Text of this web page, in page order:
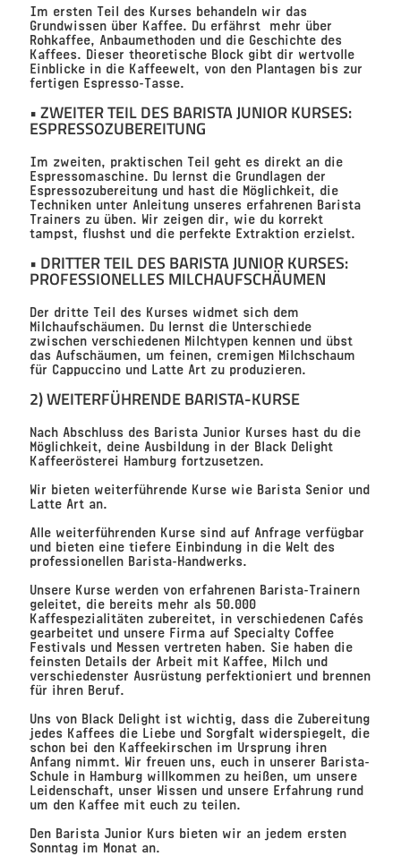
Im ersten Teil des Kurses behandeln wir das
Grundwissen über Kaffee. Du erfährst mehr über
Rohkaffee, Anbaumethoden und die Geschichte des
Kaffees. Dieser theoretische Block gibt dir wertvolle
Einblicke in die Kaffeewelt, von den Plantagen bis zur
fertigen Espresso-Tasse.
• ZWEITER TEIL DES BARISTA JUNIOR KURSES:
ESPRESSOZUBEREITUNG
Im zweiten, praktischen Teil geht es direkt an die
Espressomaschine. Du lernst die Grundlagen der
Espressozubereitung und hast die Möglichkeit, die
Techniken unter Anleitung unseres erfahrenen Barista
Trainers zu üben. Wir zeigen dir, wie du korrekt
tampst, flushst und die perfekte Extraktion erzielst.
• DRITTER TEIL DES BARISTA JUNIOR KURSES:
PROFESSIONELLES MILCHAUFSCHÄUMEN
Der dritte Teil des Kurses widmet sich dem
Milchaufschäumen. Du lernst die Unterschiede
zwischen verschiedenen Milchtypen kennen und übst
das Aufschäumen, um feinen, cremigen Milchschaum
für Cappuccino und Latte Art zu produzieren.
2) WEITERFÜHRENDE BARISTA-KURSE
Nach Abschluss des Barista Junior Kurses hast du die
Möglichkeit, deine Ausbildung in der Black Delight
Kaffeerösterei Hamburg fortzusetzen.
Wir bieten weiterführende Kurse wie Barista Senior und
Latte Art an.
Alle weiterführenden Kurse sind auf Anfrage verfügbar
und bieten eine tiefere Einbindung in die Welt des
professionellen Barista-Handwerks.
Unsere Kurse werden von erfahrenen Barista-Trainern
geleitet, die bereits mehr als 50.000
Kaffespezialitäten zubereitet, in verschiedenen Cafés
gearbeitet und unsere Firma auf Specialty Coffee
Festivals und Messen vertreten haben. Sie haben die
feinsten Details der Arbeit mit Kaffee, Milch und
verschiedenster Ausrüstung perfektioniert und brennen
für ihren Beruf.
Uns von Black Delight ist wichtig, dass die Zubereitung
jedes Kaffees die Liebe und Sorgfalt widerspiegelt, die
schon bei den Kaffeekirschen im Ursprung ihren
Anfang nimmt. Wir freuen uns, euch in unserer Barista-
Schule in Hamburg willkommen zu heißen, um unsere
Leidenschaft, unser Wissen und unsere Erfahrung rund
um den Kaffee mit euch zu teilen.
Den Barista Junior Kurs bieten wir an jedem ersten
Sonntag im Monat an.